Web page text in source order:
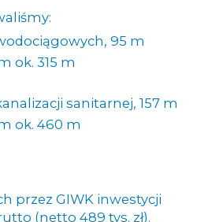
95 m
ok. 315 m
sanitarnej, 157 m
ok. 460 m
przez GIWK inwestycji
(netto 489 tys. zł).